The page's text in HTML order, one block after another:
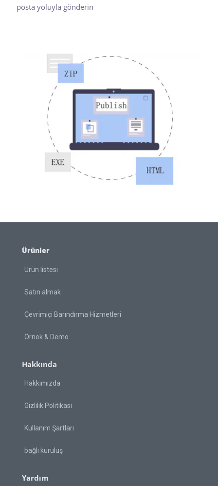
posta yoluyla gönderin
Ürünler
Ürün listesi
Satın almak
Çevrimiçi Barındırma Hizmetleri
Örnek & Demo
Hakkında
Hakkımızda
Gizlilik Politikası
Kullanım Şartları
bağlı kuruluş
Yardım